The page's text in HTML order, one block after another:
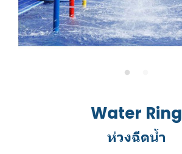
Water Ring
ห่วงฉีดน้ำ